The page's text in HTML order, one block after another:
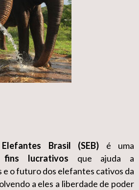
Brasil (SEB) é uma
fins lucrativos que ajuda a
e o futuro dos elefantes cativos da
a eles a liberdade de poder